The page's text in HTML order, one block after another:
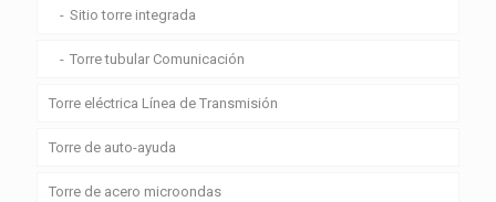
Sitio torre integrada
Torre tubular Comunicación
Torre eléctrica Línea de Transmisión
Torre de auto-ayuda
Torre de acero microondas